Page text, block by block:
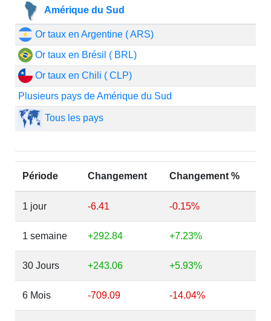
Amérique du Sud
Or taux en Argentine ( ARS)
Or taux en Brésil ( BRL)
Or taux en Chili ( CLP)
Plusieurs pays de Amérique du Sud
Tous les pays
Période Changement Changement %
1 jour -6.41 -0.15%
1 semaine +292.84 +7.23%
30 Jours +243.06 +5.93%
6 Mois -709.09 -14.04%